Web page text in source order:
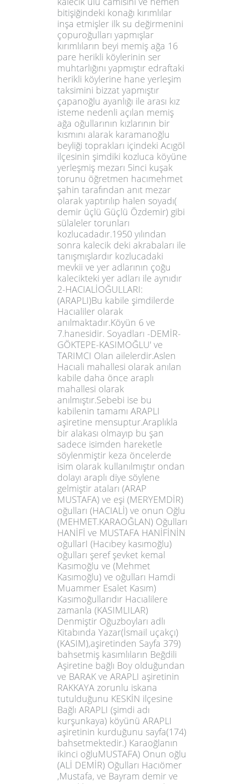
bitişiğindeki konağı kırımlılar
inşa etmişler ilk su değirmenini
çopuroğulları yapmışlar
kırımlıların beyi memiş ağa 16
pare herikli köylerinin ser
muhtarlığını yapmıştır edraftaki
herikli köylerine hane yerleşim
taksimini bizzat yapmıştır
çapanoğlu ayanlığı ile arası kız
isteme nedenli açılan memiş
ağa oğullarının kızlarının bir
kısmını alarak karamanoğlu
beyliği toprakları içindeki Acıgöl
ilçesinin şimdiki kozluca köyüne
yerleşmiş mezarı 5inci kuşak
torunu öğretmen hacımehmet
şahin tarafından anıt mezar
olarak yaptırılıp halen soyadı(
demir üçlü Güçlü Özdemir) gibi
sülaleler torunları
kozlucadadır.1950 yılından
sonra kalecik deki akrabaları ile
tanışmışlardır kozlucadaki
mevkii ve yer adlarının çoğu
kalecikteki yer adları ile aynıdır
2-HACIALİOĞULLARI:
(ARAPLI)Bu kabile şimdilerde
Hacıaliler olarak
anılmaktadır.Köyün 6 ve
7.hanesidir. Soyadları -DEMİR-
GÖKTEPE-KASIMOĞLU' ve
TARIMCI Olan ailelerdir.Aslen
Hacıali mahallesi olarak anılan
kabile daha önce araplı
mahallesi olarak
anılmıştır.Sebebi ise bu
kabilenin tamamı ARAPLI
aşiretine mensuptur.Araplıkla
bir alakası olmayıp bu şan
sadece isimden hareketle
söylenmiştir keza öncelerde
isim olarak kullanılmıştır ondan
dolayı araplı diye söylene
gelmiştir ataları (ARAP
MUSTAFA) ve eşi (MERYEMDİR)
oğulları (HACIALİ) ve onun Oğlu
(MEHMET.KARAOĞLAN) Oğulları
HANİFİ ve MUSTAFA HANİFİNİN
oğullarI (Hacıbey kasımoğlu)
oğulları şeref şevket kemal
Kasımoğlu ve (Mehmet
Kasımoğlu) ve oğulları Hamdi
Muammer Esalet Kasım)
Kasımoğullarıdır Hacıalilere
zamanla (KASIMLILAR)
Denmiştir Oğuzboyları adlı
Kitabında Yazar(İsmail uçakçı)
(KASIM),aşiretinden Sayfa 379)
bahsetmiş kasımlıların Beğdili
Aşiretine bağlı Boy olduğundan
ve BARAK ve ARAPLI aşiretinin
RAKKAYA zorunlu iskana
tutulduğunu KESKİN ilçesine
Bağlı ARAPLI (şimdi adı
kurşunkaya) köyünü ARAPLI
aşiretinin kurduğunu sayfa(174)
bahsetmektedir.) Karaoğlanın
ikinci oğluMUSTAFA) Onun oğlu
(ALİ DEMİR) Oğulları Hacıömer
,Mustafa, ve Bayram demir ve